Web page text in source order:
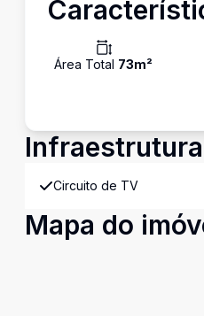
Área Total 73m²
Infraestrutura
Circuito de TV
Mapa do